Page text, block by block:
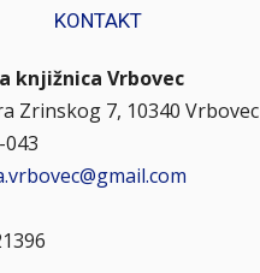
KONTAKT
knjižnica Vrbovec
Zrinskog 7, 10340 Vrbovec